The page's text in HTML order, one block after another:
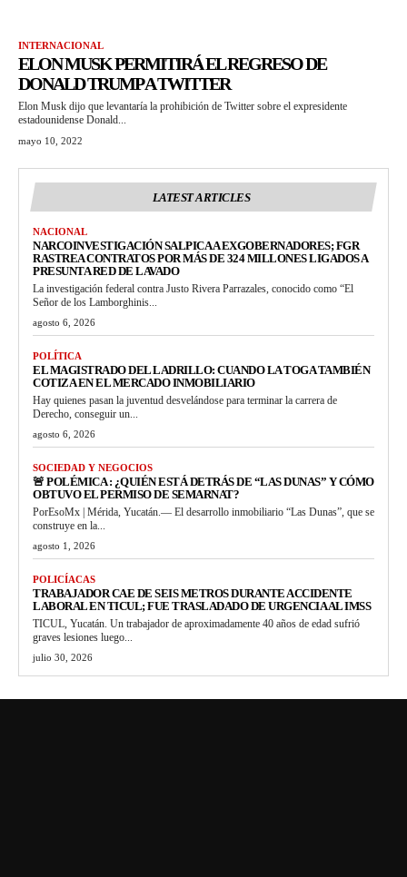
INTERNACIONAL
ELON MUSK PERMITIRÁ EL REGRESO DE
DONALD TRUMP A TWITTER
Elon Musk dijo que levantaría la prohibición de Twitter sobre el expresidente
estadounidense Donald...
mayo 10, 2022
LATEST ARTICLES
NACIONAL
NARCOINVESTIGACIÓN SALPICA A EXGOBERNADORES; FGR
RASTREA CONTRATOS POR MÁS DE 324 MILLONES LIGADOS A
PRESUNTA RED DE LAVADO
La investigación federal contra Justo Rivera Parrazales, conocido como “El
Señor de los Lamborghinis...
agosto 6, 2026
POLÍTICA
EL MAGISTRADO DEL LADRILLO: CUANDO LA TOGA TAMBIÉN
COTIZA EN EL MERCADO INMOBILIARIO
Hay quienes pasan la juventud desvelándose para terminar la carrera de
Derecho, conseguir un...
agosto 6, 2026
SOCIEDAD Y NEGOCIOS
🚨 POLÉMICA : ¿QUIÉN ESTÁ DETRÁS DE “LAS DUNAS” Y CÓMO
OBTUVO EL PERMISO DE SEMARNAT?
PorEsoMx | Mérida, Yucatán.— El desarrollo inmobiliario “Las Dunas”, que se
construye en la...
agosto 1, 2026
POLICÍACAS
TRABAJADOR CAE DE SEIS METROS DURANTE ACCIDENTE
LABORAL EN TICUL; FUE TRASLADADO DE URGENCIA AL IMSS
TICUL, Yucatán. Un trabajador de aproximadamente 40 años de edad sufrió
graves lesiones luego...
julio 30, 2026